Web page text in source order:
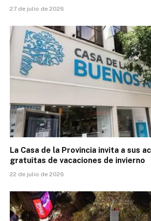
27 de julio de 2026
La Casa de la Provincia invita a sus
gratuitas de vacaciones de invierno
22 de julio de 2026